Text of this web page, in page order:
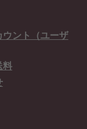
ウント（ユーザ
料